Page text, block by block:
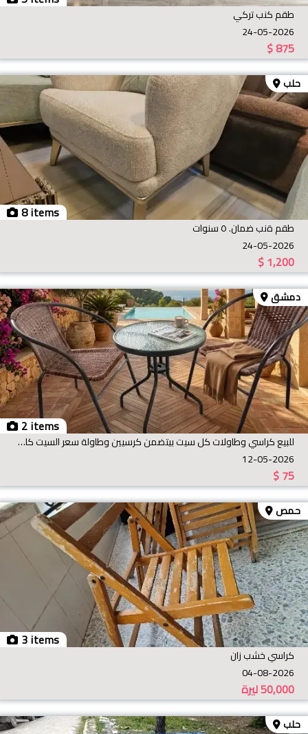
طقم كنب تركي
24-05-2026
$875
8 items
حلب
طقم ةنب ضمان. ٥ سنوات
24-05-2026
$1,200
2 items
دمشق
للبيع كراسي وطاولات كل سيت بيتضمن كرسيين وطاولة سعر السيت كامل 75 دولار
12-05-2026
$75
3 items
حمص
كراسي خشب زان
04-08-2026
ليرة50,000
حلب